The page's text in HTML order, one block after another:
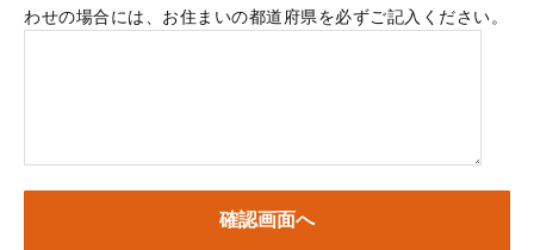
わせの場合には、お住まいの都道府県を必ずご記入ください。